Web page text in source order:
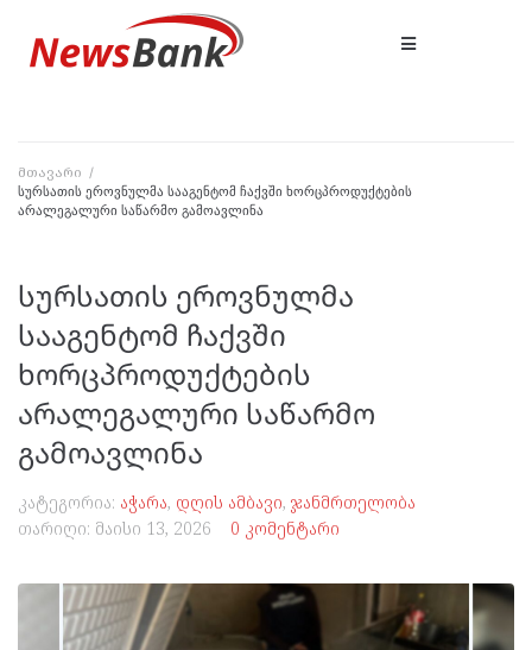
მთავარი /
სურსათის ეროვნულმა სააგენტომ ჩაქვში ხორცპროდუქტების
არალეგალური საწარმო გამოავლინა
სურსათის ეროვნულმა
სააგენტომ ჩაქვში
ხორცპროდუქტების
არალეგალური საწარმო
გამოავლინა
კატეგორია: აჭარა, დღის ამბავი, ჯანმრთელობა
თარიღი: მაისი 13, 2026 0 კომენტარი